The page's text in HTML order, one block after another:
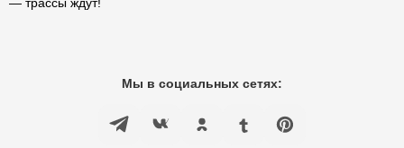
Мы в социальных сетях: